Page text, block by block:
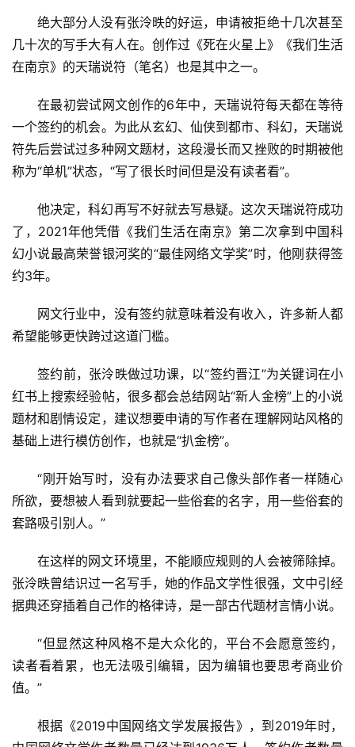
页
绝大部分人没有张泠昳的好运，申请被拒绝十几次甚至
几十次的写手大有人在。创作过《死在火星上》《我们生活
在南京》的天瑞说符（笔名）也是其中之一。
在最初尝试网文创作的6年中，天瑞说符每天都在等待
一个签约的机会。为此从玄幻、仙侠到都市、科幻，天瑞说
符先后尝试过多种网文题材，这段漫长而又挫败的时期被他
称为“单机”状态，“写了很长时间但是没有读者看”。
他决定，科幻再写不好就去写悬疑。这次天瑞说符成功
了，2021年他凭借《我们生活在南京》第二次拿到中国科
幻小说最高荣誉银河奖的“最佳网络文学奖”时，他刚获得签
约3年。
网文行业中，没有签约就意味着没有收入，许多新人都
希望能够更快跨过这道门槛。
签约前，张泠昳做过功课，以“签约晋江”为关键词在小
红书上搜索经验帖，很多都会总结网站“新人金榜”上的小说
题材和剧情设定，建议想要申请的写作者在理解网站风格的
基础上进行模仿创作，也就是“扒金榜”。
“刚开始写时，没有办法要求自己像头部作者一样随心
所欲，要想被人看到就要起一些俗套的名字，用一些俗套的
套路吸引别人。”
在这样的网文环境里，不能顺应规则的人会被筛除掉。
张泠昳曾结识过一名写手，她的作品文学性很强，文中引经
据典还穿插着自己作的格律诗，是一部古代题材言情小说。
“但显然这种风格不是大众化的，平台不会愿意签约，
读者看着累，也无法吸引编辑，因为编辑也要思考商业价
值。”
根据《2019中国网络文学发展报告》，到2019年时，